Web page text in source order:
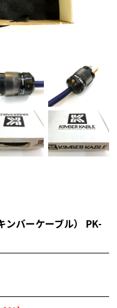
ンバーケーブル） PK-